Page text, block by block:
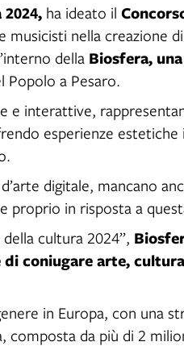
ha ideato il
musicisti nella creazione
della Biosfera,
Popolo a Pesaro.
e interattive,
esperienze estetiche
digitale, mancano
proprio in risposta a
cultura 2024”,
coniugare arte,
in Europa, con una
da più di 2